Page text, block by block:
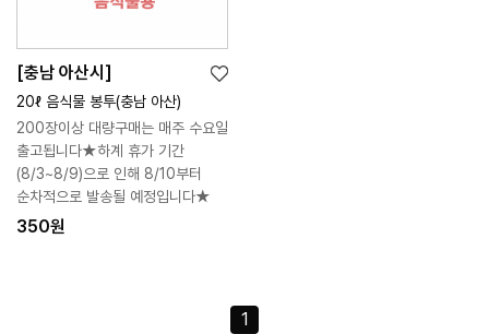
[충남 아산시]
20ℓ 음식물 봉투(충남 아산)
200장이상 대량구매는 매주 수요일
출고됩니다★하계 휴가 기간
(8/3~8/9)으로 인해 8/10부터
순차적으로 발송될 예정입니다★
350원
장
바
구
니
시
리
1